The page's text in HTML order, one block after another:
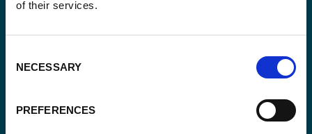
of their services.
Selection
NECESSARY
PREFERENCES
CAPTCHA